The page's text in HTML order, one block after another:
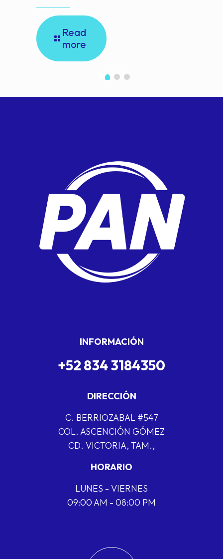
Read
more
INFORMACIÓN
+52 834 3184350
DIRECCIÓN
C. BERRIOZABAL #547
COL. ASCENCIÓN GÓMEZ
CD. VICTORIA, TAM.,
HORARIO
LUNES - VIERNES
09:00 AM - 08:00 PM